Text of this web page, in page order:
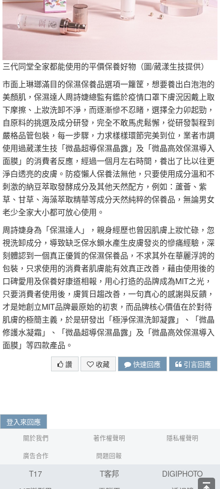
三代同堂全家都能使用的平價保養好物（圖/葳漾生技提供）
市面上琳瑯滿目的保濕保養品選項一籮筐，想要養出白泡泡的
美顏肌，保濕達人周詩婕總監有鑑於疫情口罩下膚況因戴上取
下摩擦、上妝洗卸不淨，而逐漸慘不忍睹，選擇全力卯起勁，
自原料的挑選及成分研發，完全不敢馬虎鬆懈，從研發製程到
嚴格品管包裝，每一步驟，力求樣樣環節完美到位，業者市調
使用過葳漾生技「微晶超導保濕晶露」及「微晶高效保濕導入
面膜」的消費者反應，經過一個月左右時間，養出了比以往更
淨白透亮的皮膚。防疫懶人保養法無他，只要使用成分溫和不
刺激的納豆萃取發酵成分及其他天然配方，例如：蘆薈、紫
草、甘草、海藻萃取精華等成分天然純粹的保養品，無論男女
老少全家大小都可放心使用。
周詩婕身為「保濕達人」，親身經歷也曾因肌膚上妝忙碌，忽
視洗卸成分，導致缺乏保水鎖水產生皮膚發炎的慘痛經驗，深
刻體認到一個真正優質的保濕保養品，不求其外在華麗浮誇的
包裝，只求使用的消費者肌膚能有效真正改善，藉由使用後的
口碑愛用及保養好康道相報，用心打造的品牌成為MIT之光，
只要消費者使用後，膚質日趨改善，一句真心的感謝與反饋，
才是她創立MIT品牌最原始的初衷，而品牌核心價值在於對待
肌膚的極簡主義，於是研發出「極淨保濕洗卸凝露」、「微晶
修護水凝霜」、「微晶超導保濕晶露」及「微晶高效保濕導入
面膜」等四款產品。
讚 收藏 快速回應 引言回應
登入來回應
關於我們 著作權聲明
隱私權聲明
廣告合作
問題回報
T17 T客邦
DIGIPHOTO